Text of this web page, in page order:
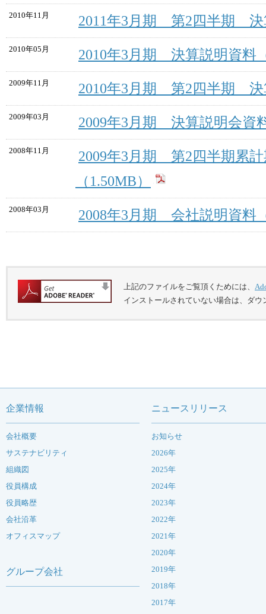
2010年11月 2011年3月期 第2四半期 決
2010年05月 2010年3月期 決算説明資料
2009年11月 2010年3月期 第2四半期 決
2009年03月 2009年3月期 決算説明会資
2008年11月
2009年3月期 第2四半期累
（1.50MB）
2008年03月 2008年3月期 会社説明資料
上記のファイルをご覧頂くためには、
インストールされていない場合は、ダ
企業情報
会社概要
サステナビリティ
組織図
役員構成
役員略歴
会社沿革
オフィスマップ
グループ会社
ニュースリリース
お知らせ
2026年
2025年
2024年
2023年
2022年
2021年
2020年
2019年
2018年
2017年